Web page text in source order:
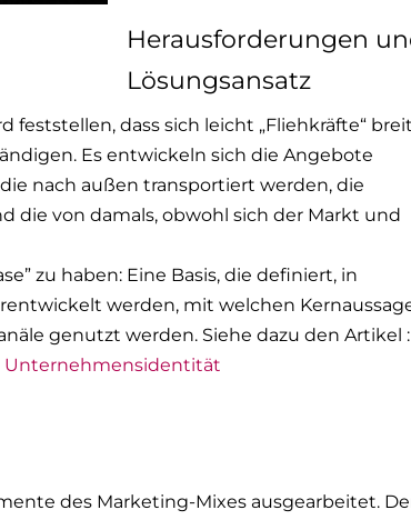
Herausforderungen
Lösungsansatz
dass sich leicht „Fliehkräfte“ breit
Es entwickeln sich die Angebote
nach außen transportiert werden, die
die von damals, obwohl sich der Markt und
zu haben: Eine Basis, die definiert, in
werden, mit welchen
genutzt werden. Siehe dazu den Artikel :
Unternehmensidentität
des Marketing-Mixes ausgearbeitet.